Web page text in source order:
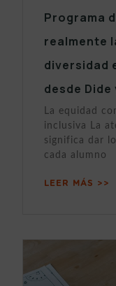
Programa
realmente
diversidad
desde Dide
La equidad
inclusiva La
significa dar
cada alumno
LEER MÁS >>